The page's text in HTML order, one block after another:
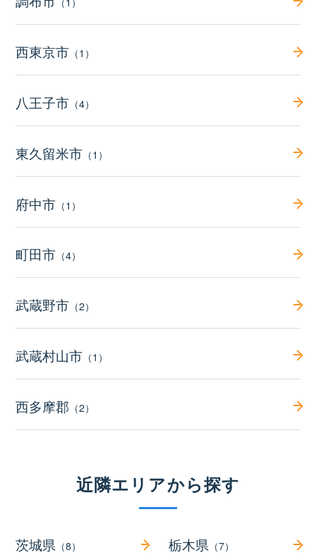
西東京市 （1）
八王子市 （4）
東久留米市 （1）
府中市 （1）
町田市 （4）
武蔵野市 （2）
武蔵村山市 （1）
西多摩郡 （2）
近隣エリアから探す
茨城県 （8） 栃木県（7）